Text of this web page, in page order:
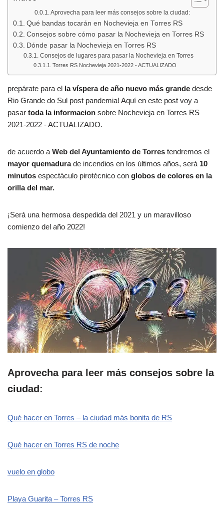
Aprovecha para leer más consejos sobre la ciudad:
Qué bandas tocarán en Nochevieja en Torres RS
Consejos sobre cómo pasar la Nochevieja en Torres RS
Dónde pasar la Nochevieja en Torres RS
Consejos de lugares para pasar la Nochevieja en Torres
Torres RS Nochevieja 2021-2022 - ACTUALIZADO
prepárate para el la víspera de año nuevo más grande desde
Rio Grande do Sul post pandemia! Aquí en este post voy a
pasar toda la informacion sobre Nochevieja en Torres RS
2021-2022 - ACTUALIZADO.
de acuerdo a Web del Ayuntamiento de Torres tendremos el
mayor quemadurade incendios en los últimos años, será 10
minutos espectáculo pirotécnico con globos de colores en la
orilla del mar.
¡Será una hermosa despedida del 2021 y un maravilloso
comienzo del año 2022!
Aprovecha para leer más consejos sobre la
ciudad:
Qué hacer en Torres – la ciudad más bonita de RS
Qué hacer en Torres RS de noche
vuelo en globo
Playa Guarita – Torres RS